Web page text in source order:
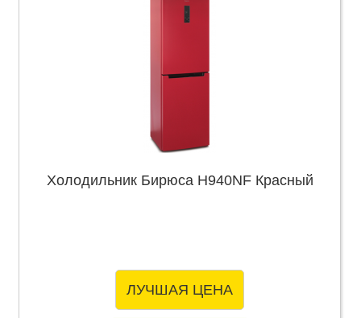
Холодильник Бирюса H940NF Красный
ЛУЧШАЯ ЦЕНА